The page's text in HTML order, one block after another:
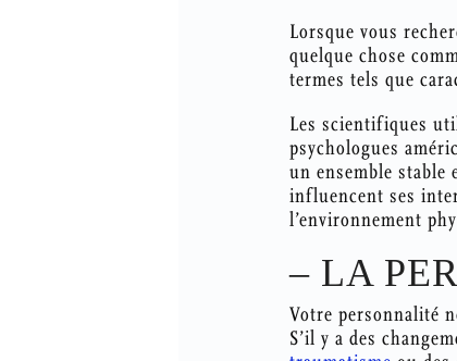
Lorsque vous
quelque chose
termes tels que
Les scientifiques
psychologues
un ensemble stable
influencent ses
l’environnement
– LA
Votre personnalité
S’il y a des